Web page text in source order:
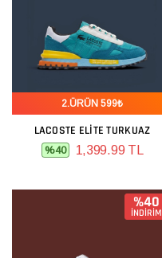
2.ÜRÜN 599₺
LACOSTE ELITE TURKUAZ
%40 1,399.99 TL
%40
İNDİRİM